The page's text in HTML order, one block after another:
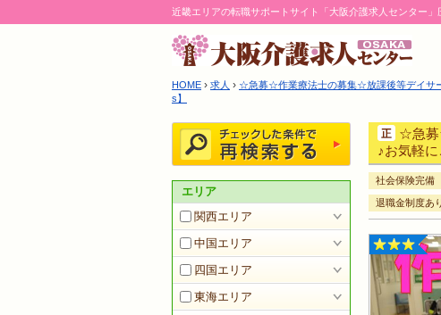
近畿エリアの転職サポートサイト「大阪介護求人センター
HOME › 求人 › ☆急募☆作業療法士の募集☆放課後等デイサ
s】
エリア
関西エリア
中国エリア
四国エリア
東海エリア
☆急募
♪お気軽
社会保険完備
退職金制度あ